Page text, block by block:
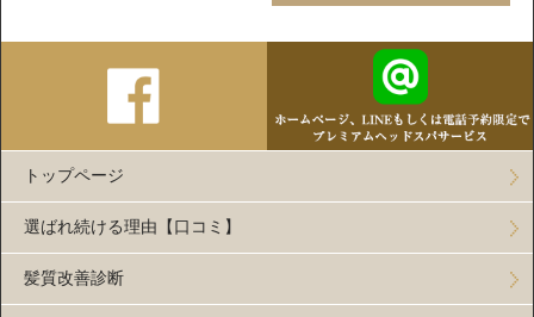
トップページ
選ばれ続ける理由【口コミ】
髪質改善診断